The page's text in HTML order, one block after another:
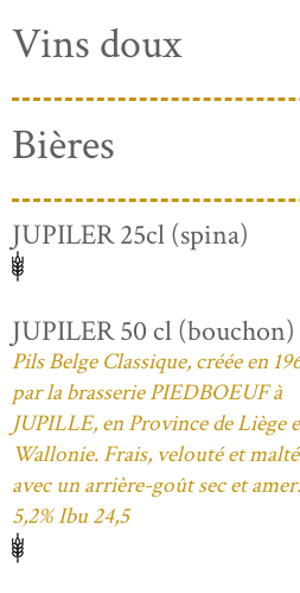
Vins doux
Bières
JUPILER 25cl (spina)
JUPILER 50 cl (bouchon)
Pils Belge Classique, créée en
par la brasserie PIEDBOEUF à
JUPILLE, en Province de Liège
Wallonie. Frais, velouté et malté
avec un arrière-goût sec et amer.
5,2% Ibu 24,5